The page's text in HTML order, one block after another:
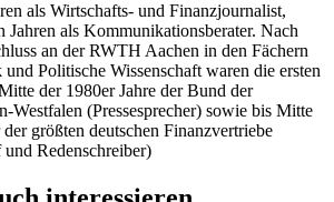
als Wirtschafts- und Finanzjournalist,
Jahren als Kommunikationsberater. Nach
an der RWTH Aachen in den Fächern
Politische Wissenschaft waren die ersten
der 1980er Jahre der Bund der
Westfalen (Pressesprecher) sowie bis Mitte
größten deutschen Finanzvertriebe
Redenschreiber)